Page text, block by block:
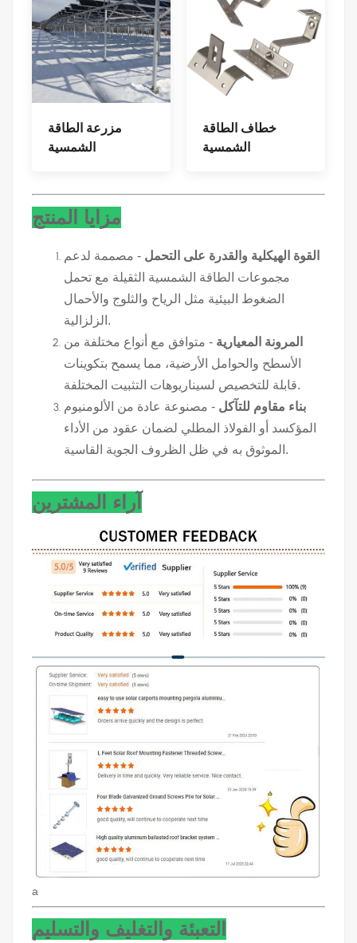
مزرعة الطاقة
الشمسية
خطاف الطاقة
الشمسية
مزايا المنتج
القوة الهيكلية والقدرة على التحمل - مصممة لدعم
مجموعات الطاقة الشمسية الثقيلة مع تحمل
الضغوط البيئية مثل الرياح والثلوج والأحمال
الزلزالية.
المرونة المعيارية - متوافق مع أنواع مختلفة من
الأسطح والحوامل الأرضية، مما يسمح بتكوينات
قابلة للتخصيص لسيناريوهات التثبيت المختلفة.
بناء مقاوم للتآكل - مصنوعة عادة من الألومنيوم
المؤكسد أو الفولاذ المطلي لضمان عقود من الأداء
الموثوق به في ظل الظروف الجوية القاسية.
آراء المشترين
a
التعبئة والتغليف والتسليم